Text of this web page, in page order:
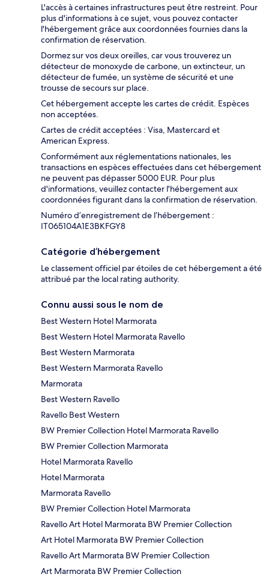
L'accès à certaines infrastructures peut être restreint. Pour
plus d'informations à ce sujet, vous pouvez contacter
l'hébergement grâce aux coordonnées fournies dans la
confirmation de réservation.
Dormez sur vos deux oreilles, car vous trouverez un
détecteur de monoxyde de carbone, un extincteur, un
détecteur de fumée, un système de sécurité et une
trousse de secours sur place.
Cet hébergement accepte les cartes de crédit. Espèces
non acceptées.
Cartes de crédit acceptées : Visa, Mastercard et
American Express.
Conformément aux réglementations nationales, les
transactions en espèces effectuées dans cet hébergement
ne peuvent pas dépasser 5000 EUR. Pour plus
d'informations, veuillez contacter l'hébergement aux
coordonnées figurant dans la confirmation de réservation.
Numéro d’enregistrement de l’hébergement :
IT065104A1E3BKFGY8
Catégorie d’hébergement
Le classement officiel par étoiles de cet hébergement a été
attribué par the local rating authority.
Connu aussi sous le nom de
Best Western Hotel Marmorata
Best Western Hotel Marmorata Ravello
Best Western Marmorata
Best Western Marmorata Ravello
Marmorata
Best Western Ravello
Ravello Best Western
BW Premier Collection Hotel Marmorata Ravello
BW Premier Collection Marmorata
Hotel Marmorata Ravello
Hotel Marmorata
Marmorata Ravello
BW Premier Collection Hotel Marmorata
Ravello Art Hotel Marmorata BW Premier Collection
Art Hotel Marmorata BW Premier Collection
Ravello Art Marmorata BW Premier Collection
Art Marmorata BW Premier Collection